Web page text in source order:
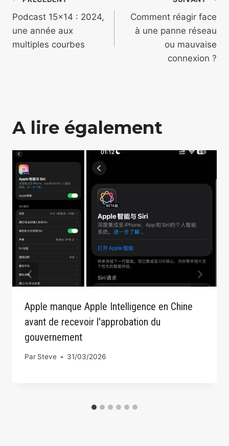
de
l’article
Podcast 15×14 : 2024,
une année aux
multiples courbes
Comment réagir face
à une panne réseau
ou mauvaise
connexion ?
A lire également
Apple manque Apple Intelligence en Chine
avant de recevoir l'approbation du
gouvernement
Par Steve 31/03/2026